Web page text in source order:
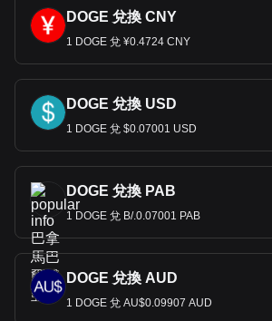
DOGE 兌換 CNY
1 DOGE 兌 ¥0.4724 CNY
DOGE 兌換 USD
1 DOGE 兌 $0.07001 USD
DOGE 兌換 PAB
1 DOGE 兌 B/.0.07001 PAB
DOGE 兌換 AUD
1 DOGE 兌 AU$0.09907 AUD